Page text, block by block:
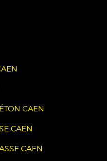
CAEN
CAEN
CAEN